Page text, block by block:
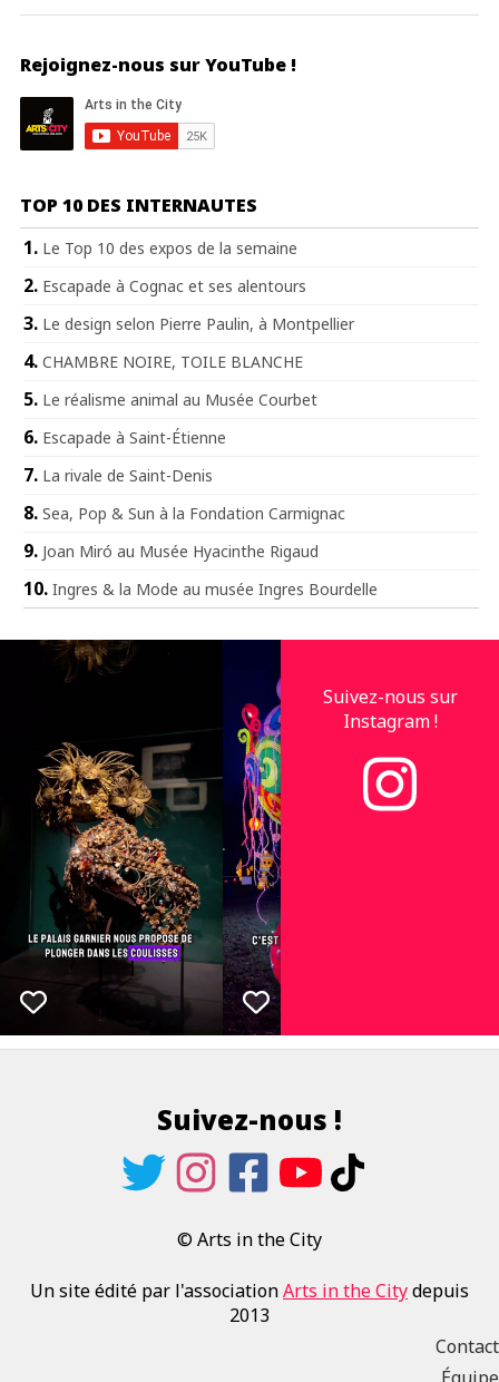
Rejoignez-nous sur YouTube !
TOP 10 DES INTERNAUTES
Le Top 10 des expos de la semaine
Escapade à Cognac et ses alentours
Le design selon Pierre Paulin, à Montpellier
CHAMBRE NOIRE, TOILE BLANCHE
Le réalisme animal au Musée Courbet
Escapade à Saint-Étienne
La rivale de Saint-Denis
Sea, Pop & Sun à la Fondation Carmignac
Joan Miró au Musée Hyacinthe Rigaud
Ingres & la Mode au musée Ingres Bourdelle
Suivez-nous sur
Instagram !
Suivez-nous !
© Arts in the City
Un site édité par l'associationArts in the Citydepuis
2013
Contact